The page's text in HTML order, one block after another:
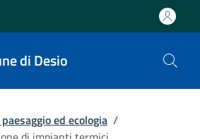
di Desio
ed ecologia /